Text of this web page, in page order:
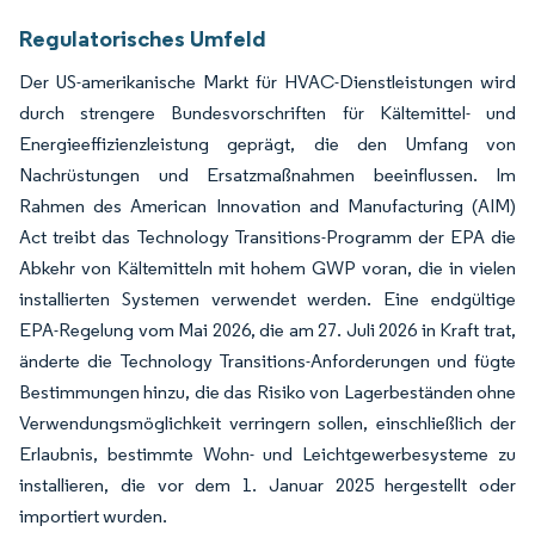
Regulatorisches Umfeld
Der US-amerikanische Markt für HVAC-Dienstleistungen wird
durch strengere Bundesvorschriften für Kältemittel- und
Energieeffizienzleistung geprägt, die den Umfang von
Nachrüstungen und Ersatzmaßnahmen beeinflussen. Im
Rahmen des American Innovation and Manufacturing (AIM)
Act treibt das Technology Transitions-Programm der EPA die
Abkehr von Kältemitteln mit hohem GWP voran, die in vielen
installierten Systemen verwendet werden. Eine endgültige
EPA-Regelung vom Mai 2026, die am 27. Juli 2026 in Kraft trat,
änderte die Technology Transitions-Anforderungen und fügte
Bestimmungen hinzu, die das Risiko von Lagerbeständen ohne
Verwendungsmöglichkeit verringern sollen, einschließlich der
Erlaubnis, bestimmte Wohn- und Leichtgewerbesysteme zu
installieren, die vor dem 1. Januar 2025 hergestellt oder
importiert wurden.